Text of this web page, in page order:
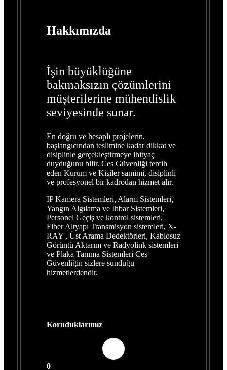
Hakkımızda
İşin büyüklüğüne
bakmaksızın çözümlerini
müşterilerine mühendislik
seviyesinde sunar.
En doğru ve hesaplı projelerin,
başlangıcından teslimine kadar dikkat ve
disiplinle gerçekleştirmeye ihityaç
duyduğunu bilir. Ces Güvenliği tercih
eden Kurum ve Kişiler samimi, disiplinli
ve profesyonel bir kadrodan hizmet alır.
IP Kamera Sistemleri, Alarm Sistemleri,
Yangın Algılama ve İhbar Sistemleri,
Personel Geçiş ve kontrol sistemleri,
Fiber Altyapı Transmisyon sistemleri, X-
RAY , Üst Arama Dedektörleri, Kablosuz
Görüntü Aktarım ve Radyolink sistemleri
ve Plaka Tanıma Sistemleri Ces
Güvenliğin sizlere sunduğu
hizmetlerdendir.
Koruduklarımız
0